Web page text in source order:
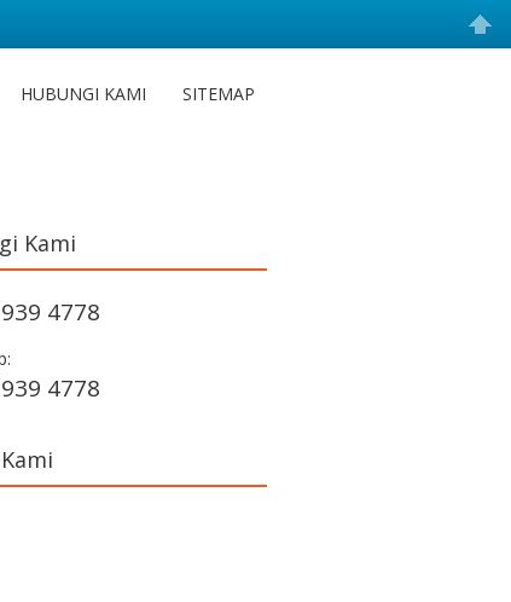
HUBUNGI KAMI SITEMAP
Kami
4778
4778